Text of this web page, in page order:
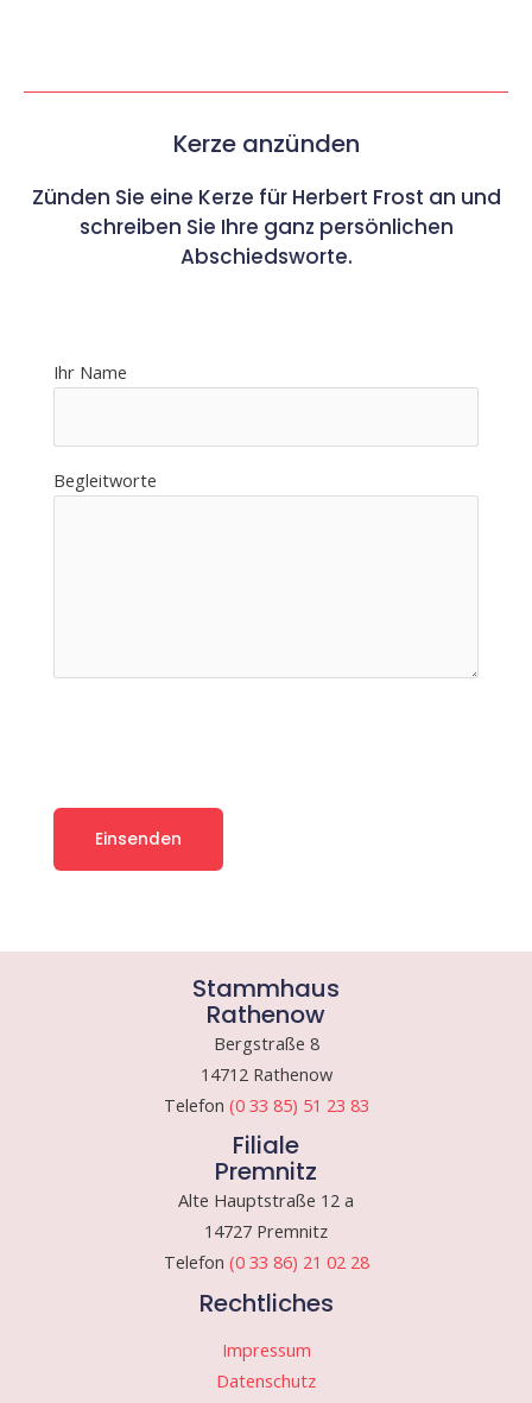
Kerze anzünden
Zünden Sie eine Kerze für Herbert Frost an und
schreiben Sie Ihre ganz persönlichen
Abschiedsworte.
Ihr Name
Begleitworte
Stammhaus
Rathenow
Bergstraße 8
14712 Rathenow
Telefon (0 33 85) 51 23 83
Filiale
Premnitz
Alte Hauptstraße 12 a
14727 Premnitz
Telefon (0 33 86) 21 02 28
Rechtliches
Impressum
Datenschutz